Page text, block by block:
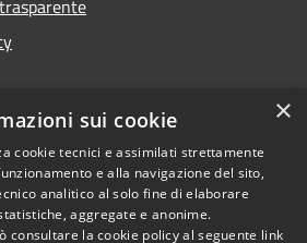
Copyright © 2026 • Comune di
×
sui cookie
cookie tecnici e assimilati strettamente
e alla navigazione del sito,
analitico al solo fine di elaborare
aggregate e anonime.
consultare la cookie policy al seguente link